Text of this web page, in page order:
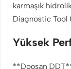
karmaşık
Diagnostic Tool
Yüksek
**Doosan